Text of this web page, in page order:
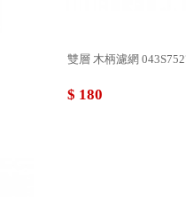
雙層 木柄濾網
$ 180